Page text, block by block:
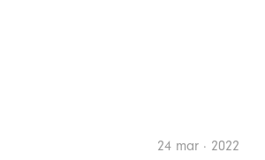
24 mar · 2022